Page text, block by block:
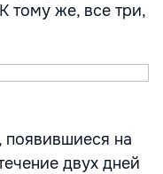
тому же, все три,
появившиеся на
двух дней